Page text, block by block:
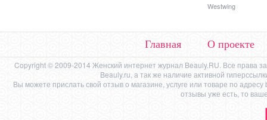
Westwing
Главная О проекте
Copyright © 2009-2014 Женский интернет журнал Beauly.RU. Все права
Beauly.ru, а так же наличие активной
Вы можете прислать свой отзыв о магазине, услуге или товаре по адресу
отзывы уже есть, то